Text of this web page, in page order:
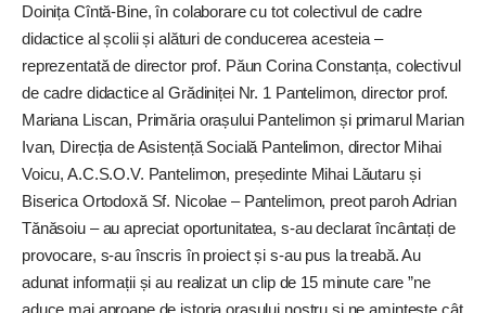
Doinița Cîntă-Bine, în colaborare cu tot colectivul de cadre
didactice al școlii și alături de conducerea acesteia –
reprezentată de director prof. Păun Corina Constanța, colectivul
de cadre didactice al Grădiniței Nr. 1 Pantelimon, director prof.
Mariana Liscan, Primăria orașului Pantelimon și primarul Marian
Ivan, Direcția de Asistență Socială Pantelimon, director Mihai
Voicu, A.C.S.O.V. Pantelimon, președinte Mihai Lăutaru și
Biserica Ortodoxă Sf. Nicolae – Pantelimon, preot paroh Adrian
Tănăsoiu – au apreciat oportunitatea, ­s-au declarat încântați de
provocare, s-au înscris în proiect și s-au pus la treabă. Au
adunat informații și au realizat un clip de 15 minute care ”ne
aduce mai aproape de istoria orașului nostru și ne amintește cât